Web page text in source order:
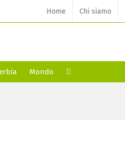
Home Chi siamo
Mondo